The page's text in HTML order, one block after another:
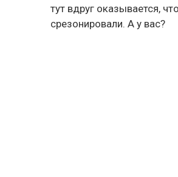
тут вдруг оказывается,
срезонировали. А у вас?